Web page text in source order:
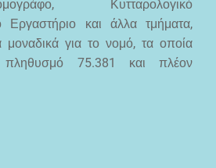
Κυτταρολογικό
Εργαστήριο και άλλα τμήματα,
μοναδικά για το νομό, τα οποία
πληθυσμό 75.381 και πλέον